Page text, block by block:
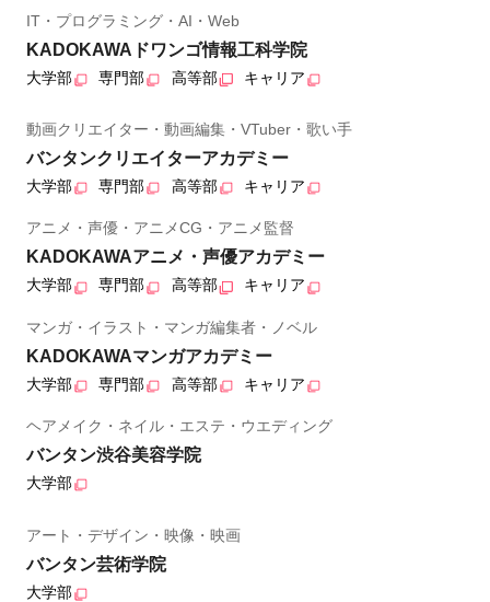
IT・プログラミング・AI・Web
KADOKAWAドワンゴ情報工科学院
大学部 専門部 高等部 キャリア
動画クリエイター・動画編集・VTuber・歌い手
バンタンクリエイターアカデミー
大学部 専門部 高等部 キャリア
アニメ・声優・アニメCG・アニメ監督
KADOKAWAアニメ・声優アカデミー
大学部 専門部 高等部 キャリア
マンガ・イラスト・マンガ編集者・ノベル
KADOKAWAマンガアカデミー
大学部 専門部 高等部 キャリア
ヘアメイク・ネイル・エステ・ウエディング
バンタン渋谷美容学院
大学部
アート・デザイン・映像・映画
バンタン芸術学院
大学部